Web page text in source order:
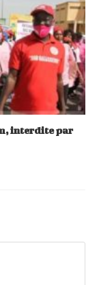
interdite par